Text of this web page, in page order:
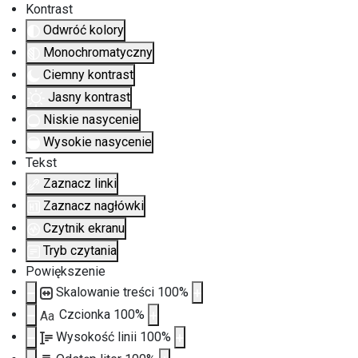
Kontrast
Odwróć kolory
Monochromatyczny
Ciemny kontrast
Jasny kontrast
Niskie nasycenie
Wysokie nasycenie
Tekst
Zaznacz linki
Zaznacz nagłówki
Czytnik ekranu
Tryb czytania
Powiększenie
Skalowanie treści 100%
Aa Czcionka 100%
Wysokość linii 100%